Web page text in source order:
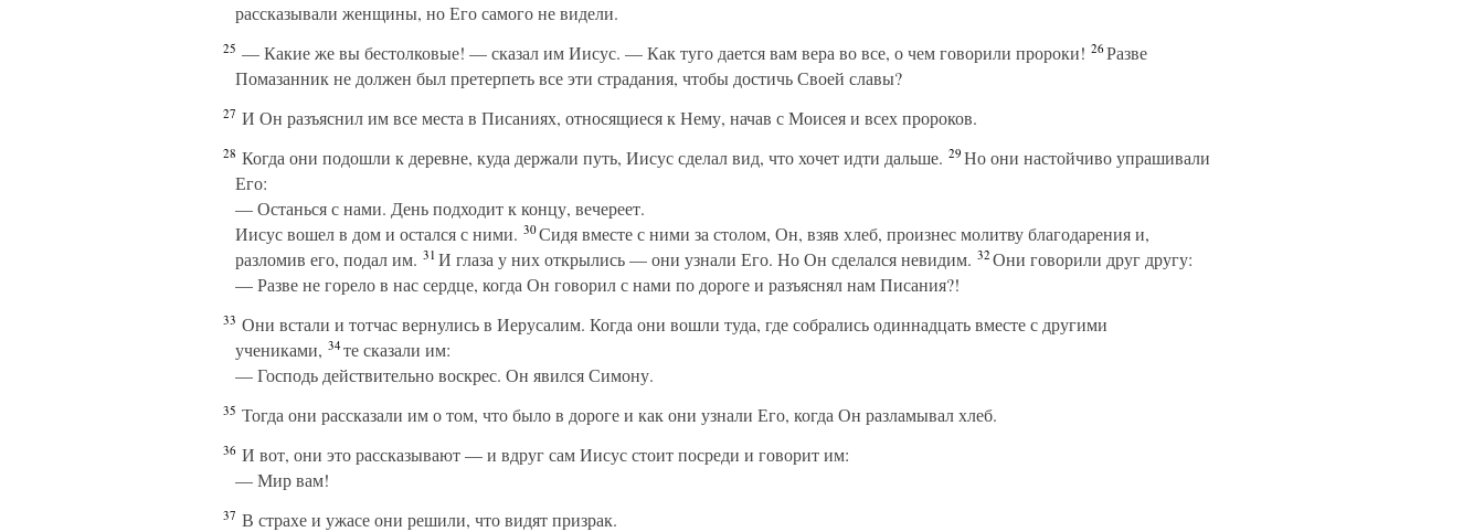
рассказывали женщины, но Его самого не видели.
25 — Какие же вы бестолковые! — сказал им Иисус. — Как туго дается вам вера во все, о чем говорили пророки! 26Разве
Помазанник не должен был претерпеть все эти страдания, чтобы достичь Своей славы?
27 И Он разъяснил им все места в Писаниях, относящиеся к Нему, начав с Моисея и всех пророков.
28 Когда они подошли к деревне, куда держали путь, Иисус сделал вид, что хочет идти дальше. 29Но они настойчиво упрашивали
Его:
— Останься с нами. День подходит к концу, вечереет.
Иисус вошел в дом и остался с ними. 30Сидя вместе с ними за столом, Он, взяв хлеб, произнес молитву благодарения и,
разломив его, подал им. 31И глаза у них открылись — они узнали Его. Но Он сделался невидим. 32Они говорили друг другу:
— Разве не горело в нас сердце, когда Он говорил с нами по дороге и разъяснял нам Писания?!
33 Они встали и тотчас вернулись в Иерусалим. Когда они вошли туда, где собрались одиннадцать вместе с другими
учениками, 34те сказали им:
— Господь действительно воскрес. Он явился Симону.
35 Тогда они рассказали им о том, что было в дороге и как они узнали Его, когда Он разламывал хлеб.
36 И вот, они это рассказывают — и вдруг сам Иисус стоит посреди и говорит им:
— Мир вам!
37 В страхе и ужасе они решили, что видят призрак.